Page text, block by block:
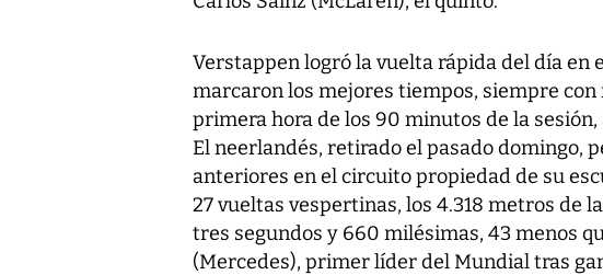
Verstappen logró la vuelta rápida del día en
marcaron los mejores tiempos, siempre
primera hora de los 90 minutos de la
El neerlandés, retirado el pasado domingo,
anteriores en el circuito propiedad de su
27 vueltas vespertinas, los 4.318 metros de
tres segundos y 660 milésimas, 43 menos
(Mercedes), primer líder del Mundial tras